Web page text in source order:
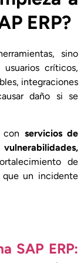
ERP?
sino
usuarios críticos,
integraciones
daño si se
con servicios de
vulnerabilidades,
de
que un incidente
SAP ERP: